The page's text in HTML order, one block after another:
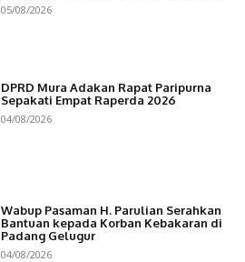
05/08/2026
DPRD Mura Adakan Rapat Paripurna
Sepakati Empat Raperda 2026
04/08/2026
Wabup Pasaman H. Parulian Serahkan
Bantuan kepada Korban Kebakaran di
Padang Gelugur
04/08/2026